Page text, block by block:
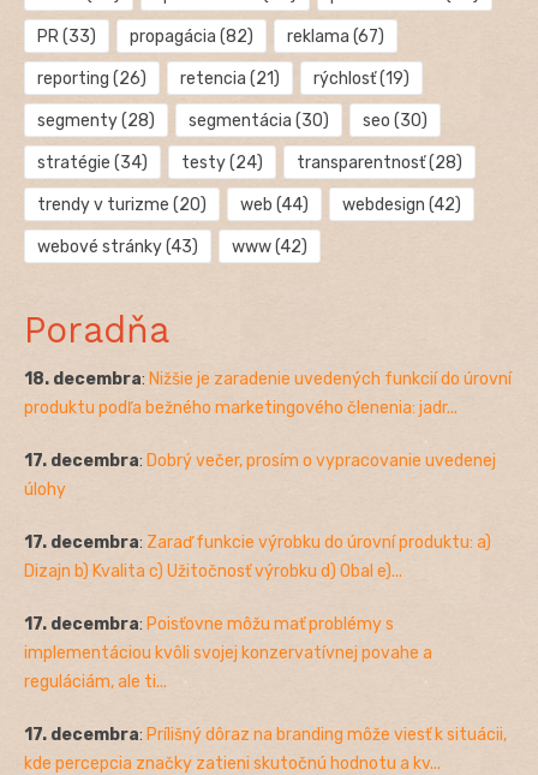
PR(33) propagácia (82) reklama (67)
reporting (26) retencia (21) rýchlosť(19)
segmenty(28) segmentácia (30) seo (30)
stratégie (34) testy(24) transparentnosť(28)
trendy v turizme (20) web (44) webdesign (42)
webové stránky(43) www(42)
Poradňa
18. decembra: Nižšie je zaradenie uvedených funkcií do úrovní
produktu podľa bežného marketingového členenia: jadr...
17. decembra: Dobrý večer, prosím o vypracovanie uvedenej
úlohy
17. decembra: Zaraď funkcie výrobku do úrovní produktu: a)
Dizajn b) Kvalita c) Užitočnosť výrobku d) Obal e)...
17. decembra: Poisťovne môžu mať problémy s
implementáciou kvôli svojej konzervatívnej povahe a
reguláciám, ale ti...
17. decembra: Prílišný dôraz na branding môže viesť k situácii,
kde percepcia značky zatieni skutočnú hodnotu a kv...